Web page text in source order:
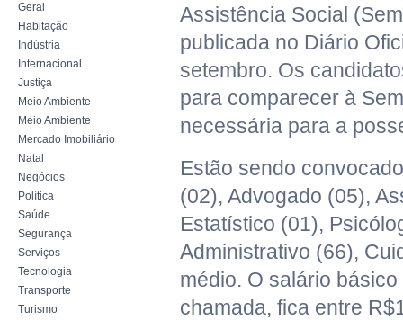
Geral
Habitação
Indústria
Internacional
Justiça
Meio Ambiente
Meio Ambiente
Mercado Imobiliário
Natal
Negócios
Política
Saúde
Segurança
Serviços
Tecnologia
Transporte
Turismo
Assistência Social
publicada no Diário
setembro. Os
para comparecer à
necessária para a
Estão sendo
(02), Advogado (05),
Estatístico (01),
Administrativo (66),
médio. O salário
chamada, fica entre